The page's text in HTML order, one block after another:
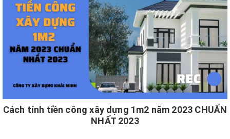
Cách tính tiền công xây dựng 1m2 năm 2023 CHUẨN
NHẤT 2023